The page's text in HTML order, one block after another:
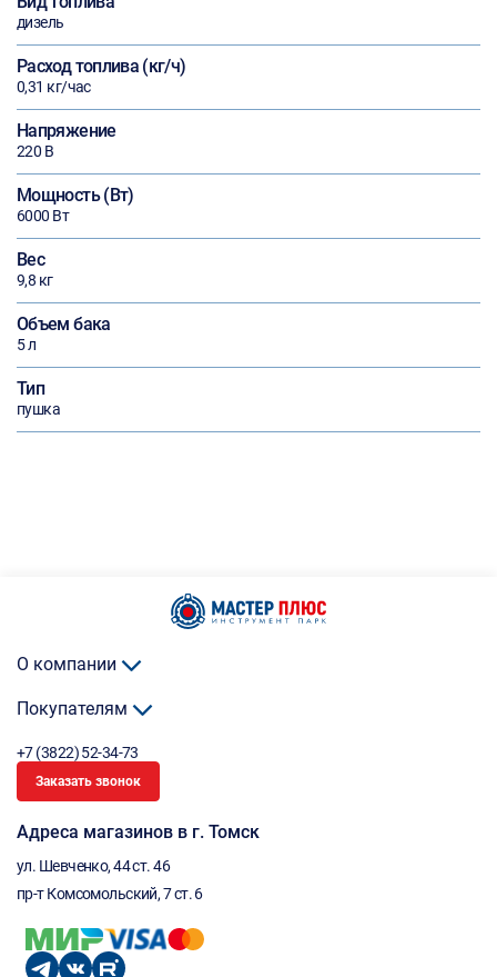
дизель
Расход топлива (кг/ч)
0,31 кг/час
Напряжение
220 В
Мощность (Вт)
6000 Вт
Вес
9,8 кг
Объем бака
5 л
Тип
пушка
О компании
Покупателям
+7 (3822) 52-34-73
Заказать звонок
Адреса магазинов в г. Томск
ул. Шевченко, 44 ст. 46
пр-т Комсомольский, 7 ст. 6